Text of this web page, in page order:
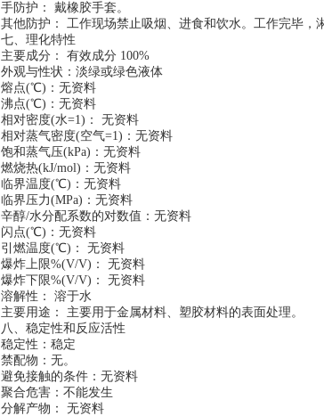
手防护： 戴橡胶手套。
其他防护： 工作现场禁止吸烟、进食和饮水。工作完毕，
七、理化特性
主要成分： 有效成分 100%
外观与性状：淡绿或绿色液体
熔点(℃)：无资料
沸点(℃)：无资料
相对密度(水=1)： 无资料
相对蒸气密度(空气=1)：无资料
饱和蒸气压(kPa)：无资料
燃烧热(kJ/mol)：无资料
临界温度(℃)：无资料
临界压力(MPa)：无资料
辛醇/水分配系数的对数值：无资料
闪点(℃)：无资料
引燃温度(℃)： 无资料
爆炸上限%(V/V)： 无资料
爆炸下限%(V/V)： 无资料
溶解性： 溶于水
主要用途： 主要用于金属材料、塑胶材料的表面处理。
八、稳定性和反应活性
稳定性：稳定
禁配物：无。
避免接触的条件：无资料
聚合危害：不能发生
分解产物： 无资料